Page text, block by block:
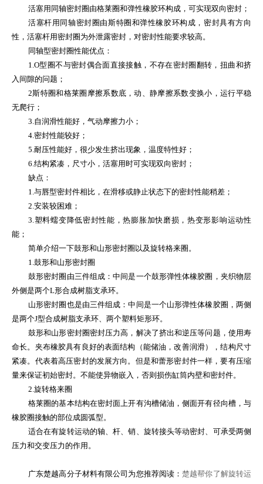
活塞用同轴密封圈由格莱圈和弹性橡胶环构成，可实现双向密封；
活塞杆用同轴密封圈由斯特圈和弹性橡胶环构成，密封具有方向
性，活塞杆用密封圈为外泄露密封，对密封性能要求较高。
同轴型密封圈性能优点：
1.O型圈不与密封偶合面直接接触，不存在密封圈翻转，扭曲和挤
入间隙的问题；
2斯特圈和格莱圈摩擦系数底，动、静摩擦系数变换小，运行平稳
无爬行；
3.自润滑性能好，气动摩擦力小；
4.密封性能较好；
5.耐压性能好，很少发生挤出现象，温度特性好；
6.结构紧凑，尺寸小，活塞用时可实现双向密封；
缺点：
1.与唇型密封件相比，在滑移或静止状态下的密封性能稍差；
2.安装较困难；
3.塑料蠕变降低密封性能，热膨胀加快磨损，热变形影响运动性
能；
简单介绍一下鼓形和山形密封圈以及旋转格来圈。
1.鼓形和山形密封圈
鼓形密封圈由三件组成：中间是一个鼓形弹性体橡胶圈，夹织物层
外侧是两个L形合成树脂支承环。
山形密封圈也是由三件组成：中间是一个山形弹性体橡胶圈，两侧
是两个J型合成树脂支承环、两个塑料矩形环。
鼓形和山形密封圈密封压力高，解决了挤出和逆压等问题，使用寿
命长。夹布橡胶具有良好的表面结构（能储油，改善润滑），结构尺寸
紧凑。代表着高压密封的发展方向。但是和蕾形密封件一样，要有压缩
量来保证初始密封。不能使异物嵌入，否则损伤缸筒内壁和密封件。
2.旋转格来圈
格莱圈的基本结构在密封面上开有沟槽储油，侧面开有径向槽，与
橡胶圈接触的部位成圆弧型。
适合在有旋转运动的轴、杆、销、旋转接头等动密封、可承受两侧
压力和交变压力的作用。
广东楚越高分子材料有限公司为您推荐阅读：楚越帮你了解旋转运